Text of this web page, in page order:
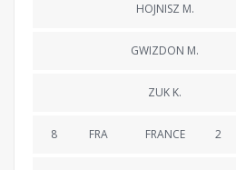
HOJNISZ M.
GWIZDON M.
ZUK K.
8 FRA FRANCE 2